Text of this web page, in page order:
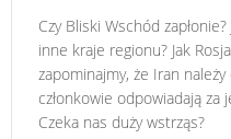
Czy Bliski Wschód
inne kraje regionu? Jak
zapominajmy, że Iran
członkowie odpowiadają za
Czeka nas duży wstrząs?